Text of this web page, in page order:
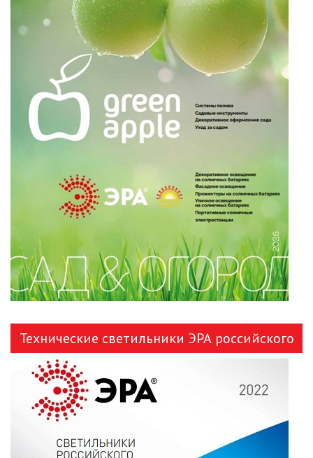
КАБЕЛЕНЕСУЩИЕ СИСТЕМЫ
КАБЕЛЬ
КЛЕЙКИЕ ЛЕНТЫ
ЛЕНТЫ СВЕТОДИОДНЫЕ (LED
ЛИНЕЙНЫЕ СВЕТОДИОДНЫЕ
СВЕТИЛЬНИКИ
ЛЮСТРЫ
МОДУЛЬНЫЕ СИСТЕМЫ
ОСВЕЩЕНИЯ (LED МОДУЛИ)
НАСТОЛЬНЫЕ СВЕТИЛЬНИКИ
НИЗКОВОЛЬТНОЕ
ОБОРУДОВАНИЕ
НОВОГОДНЕЕ ОСВЕЩЕНИЕ
Технические светильники ЭРА российского